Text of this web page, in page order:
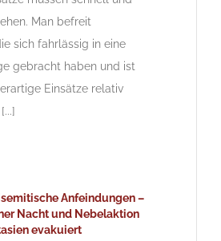
Man befreit
sich fahrlässig in eine
gebracht haben und ist
Einsätze relativ
Anfeindungen –
Nacht und Nebelaktion
evakuiert